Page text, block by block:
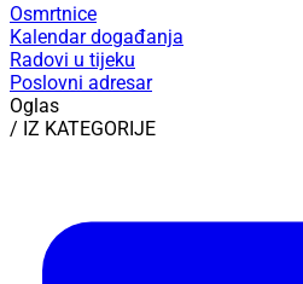
Osmrtnice
Kalendar događanja
Radovi u tijeku
Poslovni adresar
Oglas
/ IZ KATEGORIJE